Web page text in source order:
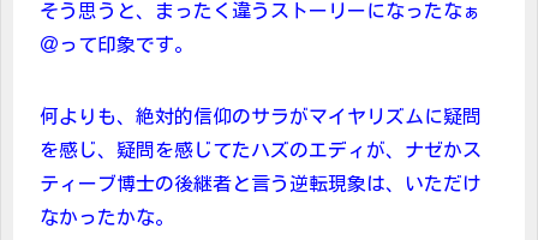
そう思うと、まったく違うストーリーになったなぁ
＠って印象です。
何よりも、絶対的信仰のサラがマイヤリズムに疑問
を感じ、疑問を感じてたハズのエディが、ナゼかス
ティーブ博士の後継者と言う逆転現象は、いただけ
なかったかな。